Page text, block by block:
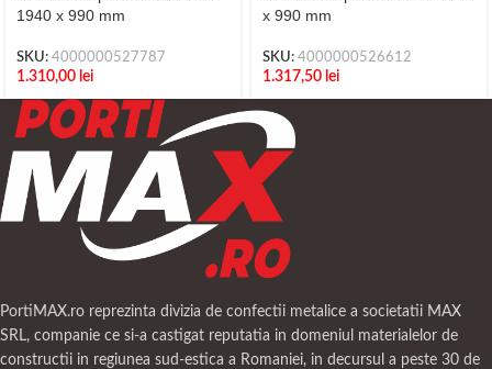
1940 x 990 mm
SKU: 4000000527787
1.310,00 lei
x 990 mm
SKU: 4000000526612
1.317,50 lei
PortiMAX.ro reprezinta divizia de confectii metalice a societatii MAX
SRL, companie ce si-a castigat reputatia in domeniul materialelor de
constructii in regiunea sud-estica a Romaniei, in decursul a peste 30 de